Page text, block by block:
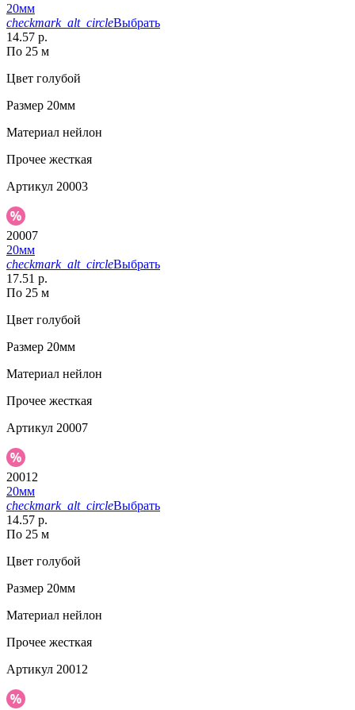
20мм
checkmark_alt_circleВыбрать
14.57 р.
По 25 м
Цвет голубой
Размер 20мм
Материал нейлон
Прочее жесткая
Артикул 20003
20007
20мм
checkmark_alt_circleВыбрать
17.51 р.
По 25 м
Цвет голубой
Размер 20мм
Материал нейлон
Прочее жесткая
Артикул 20007
20012
20мм
checkmark_alt_circleВыбрать
14.57 р.
По 25 м
Цвет голубой
Размер 20мм
Материал нейлон
Прочее жесткая
Артикул 20012